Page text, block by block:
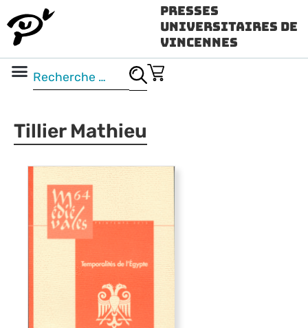
Presses
Universitaires de
Vincennes
Tillier Mathieu